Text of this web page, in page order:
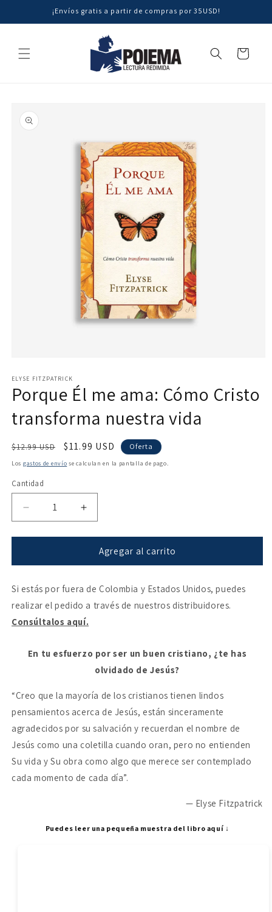
directamente
al contenido
¡Envíos gratis a partir de compras por 35USD!
Carrito
a la
información
multimedia
1
en
ventana
modal
ELYSE FITZPATRICK
Porque Él me ama: Cómo Cristo
transforma nuestra vida
Precio
habitual
$12.99 USD
Precio
de
$11.99 USD Oferta
Los gastos de envío se calculan en la pantalla de pago.
Cantidad
Reducir
cantidad
para
Él
ama:
Cómo
Cristo
transforma
vida
Aumentar
cantidad
para
Porque
Él
ama:
Cómo
Cristo
transforma
vida
Agregar al carrito
Si estás por fuera de Colombia y Estados Unidos, puedes
realizar el pedido a través de nuestros distribuidores.
Consúltalos aquí.
En tu esfuerzo por ser un buen cristiano, ¿te has
olvidado de Jesús?
“Creo que la mayoría de los cristianos tienen lindos
pensamientos acerca de Jesús, están sinceramente
agradecidos por su salvación y recuerdan el nombre de
Jesús como una coletilla cuando oran, pero no entienden
Su vida y Su obra como algo que merece ser contemplado
cada momento de cada día”.
— Elyse Fitzpatrick
Puedes leer una pequeña muestra del libro aquí ↓